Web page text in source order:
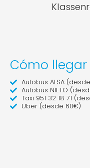
Cómo llegar
Autobus ALSA
Autobus NIETO
Taxi 951 32 18 71
Uber (desde 60€)